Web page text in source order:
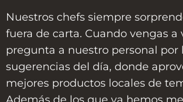
Nuestros chefs siempre
fuera de carta. Cuando vengas a
pregunta a nuestro personal por
sugerencias del día, donde
mejores productos locales de
Además de los que ya hemos